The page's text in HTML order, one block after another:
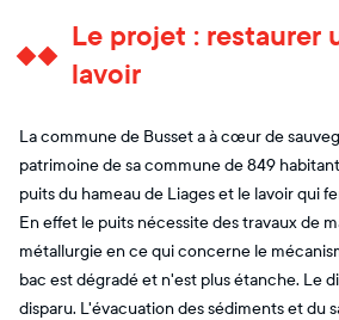
Le projet : restaurer
lavoir
La commune de Busset a à cœur de
patrimoine de sa commune de 849
puits du hameau de Liages et le lavoir qui
En effet le puits nécessite des travaux de
métallurgie en ce qui concerne le
bac est dégradé et n'est plus étanche. Le
disparu. L'évacuation des sédiments et du